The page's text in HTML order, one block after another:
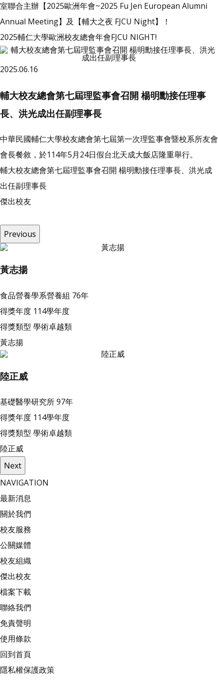
室聯合主辦【2025歐洲年會~2025 Fu Jen European Alumni
Annual Meeting】及【輔大之夜 FJCU Night】！
2025輔仁大學歐洲校友總會年會FJCU NIGHT!
2025.06.16
輔大校友總會第七屆理監事會召開 楊明勳接任理事
長、洪光成出任副理事長
中華民國輔仁大學校友總會第七屆第一次理監事會暨校系所友會
會長餐敘，於114年5月24日假台北天成大飯店隆重舉行。
輔大校友總會第七屆理監事會召開 楊明勳接任理事長、洪光成
出任副理事長
傑出校友
Previous
黃志揚
食品營養學系營養組 76年
得獎年度 114學年度
得獎類型 學術卓越類
黃志揚
陸正威
基礎醫學研究所97年
得獎年度 114學年度
得獎類型 學術卓越類
陸正威
Next
NAVIGATION
最新消息
關於我們
校友服務
公關媒體
校友組織
傑出校友
檔案下載
聯絡我們
免責聲明
使用條款
回到首頁
隱私權保護政策